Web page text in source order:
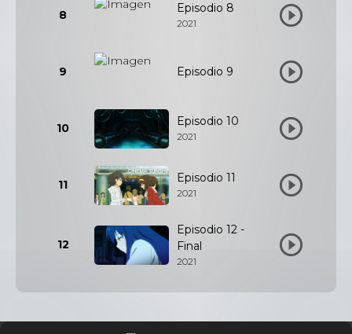
8 Episodio 8
2021
9 Episodio 9
10 Episodio 10
2021
11 Episodio 11
2021
12
Episodio 12 -
Final
2021